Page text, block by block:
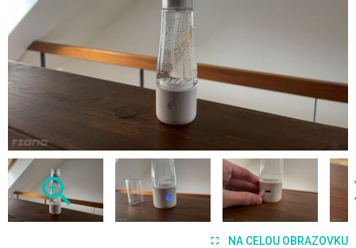
NA CELOU OBRAZOVKU